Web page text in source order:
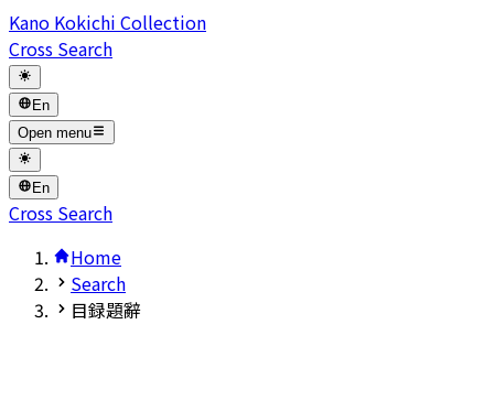
Kano Kokichi Collection
Cross Search
En
Open menu
En
Cross Search
Home
Search
目録題辭